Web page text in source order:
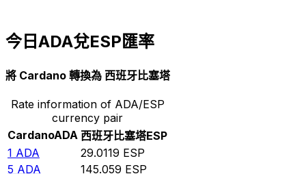
今日ADA兌ESP匯率
將 Cardano 轉換為 西班牙比塞塔
Rate information of ADA/ESP
currency pair
CardanoADA 西班牙比塞塔ESP
1 ADA 29.0119 ESP
5 ADA 145.059 ESP